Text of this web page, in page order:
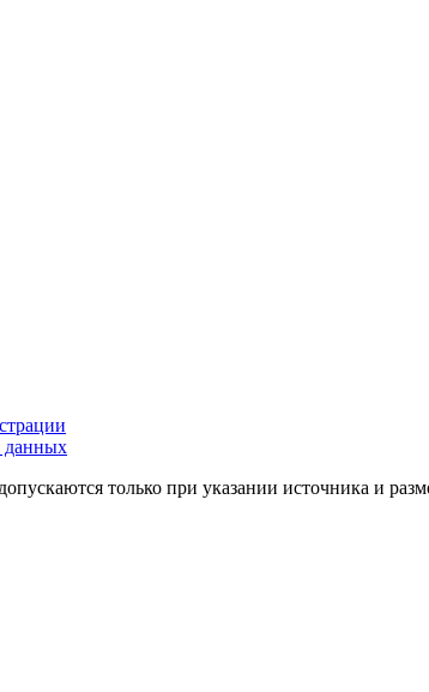
данных
только при указании источника и